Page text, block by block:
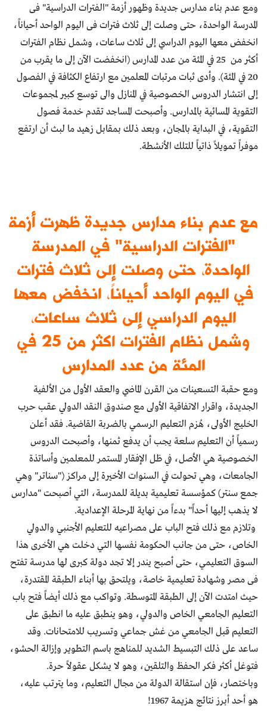
ومع عدم بناء مدارس جديدة وظهور أزمة "الفترات الدراسية" فى
المدرسة الواحدة، حتى وصلت إلى ثلاث فترات فى اليوم الواحد أحياناً،
انخفض معها اليوم الدراسي إلى ثلاث ساعات، وشمل نظام الفترات
أكثر من 25 في المئة من عدد المدارس (انخفضت الآن إلى ما يقرب من
20 في المئة). وأدى ثبات مرتبات المعلمين مع ارتفاع الكثافة في الفصول
إلى انتشار الدروس الخصوصية في المنازل والى توسع كبير لمجموعات
التقوية المسائية بالمدارس. وأصبحت المساجد تقدم خدمة فصول
التقوية، في البداية بالمجان، وبعد ذلك بمقابل زهيد ما لبث أن ارتفع
موفراً تمويلاً ذاتياً للتلك الأنشطة.
مع عدم بناء مدارس جديدة ظهرت أزمة
"الفترات الدراسية" في المدرسة
الواحدة، حتى وصلت إلى ثلاث فترات
في اليوم الواحد أحياناً، انخفض معها
اليوم الدراسي إلى ثلاث ساعات،
وشمل نظام الفترات اكثر من 25 في
المئة من عدد المدارس
ومع حقبة التسعينات من القرن الماضي والعقد الأول من الألفية
الجديدة، واقرار الاتفاقية الأولى مع صندوق النقد الدولي عقب حرب
الخليج الأولى، هُزم التعليم الرسمي بالضربة القاضية. فقد أعلن
رسمياً أن التعليم سلعة يجب أن يدفع ثمنها، وأصبحت الدروس
الخصوصية هي الأصل، في ظل الإفقار المستمر للمعلمين وأساتذة
الجامعات، وهي تحولت في السنوات الأخيرة إلى مراكز ("سناتر" وهي
جمع سنتر) كمؤسسة تعليمية بديلة للمدرسة، التي أصبحت "مدارس
لا يذهب إليها أحداً" بدءاً من نهاية المرحلة الإعدادية.
وتلازم مع ذلك فتح الباب على مصراعيه للتعليم الأجنبي والدولي
الخاص، حتى من جانب الحكومة نفسها التي دخلت هي الأخرى هذا
السوق التعليمي، حتى أصبح يندر إلا تجد دولة كبرى لها مدرسة تفتح
فى مصر وشهادة تعليمية خاصة، ويلتحق بها أبناء الطبقة المقتدرة،
حيث امتدت الآن إلى الطبقة المتوسطة. وتواكب مع ذلك أيضاً فتح باب
التعليم الجامعي الخاص والدولي، وهو ينطبق عليه ما انطبق على
التعليم قبل الجامعي من غش جماعي وتسريب للامتحانات. وقد
ساعد على ذلك التبسيط الشديد للمناهج باسم التطوير وإزالة الحشو،
فتوغل أكثر فكر الحفظ والتلقين، وهو لا يشكل عقولاً حرة.
وباختصار، فإن استقالة الدولة من مجال التعليم، وما يترتب عليه،
هو أحد أبرز نتائج هزيمة 1967!